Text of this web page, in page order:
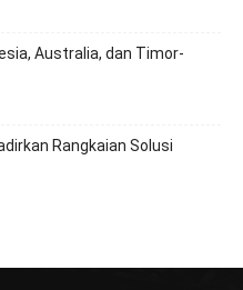
Australia, dan Timor-
Rangkaian Solusi